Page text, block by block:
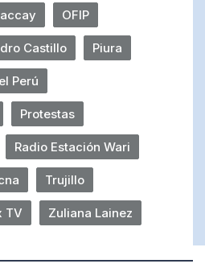
OFIP
Castillo Piura
Perú
Protestas
Radio Estación Wari
Trujillo
TV Zuliana Lainez